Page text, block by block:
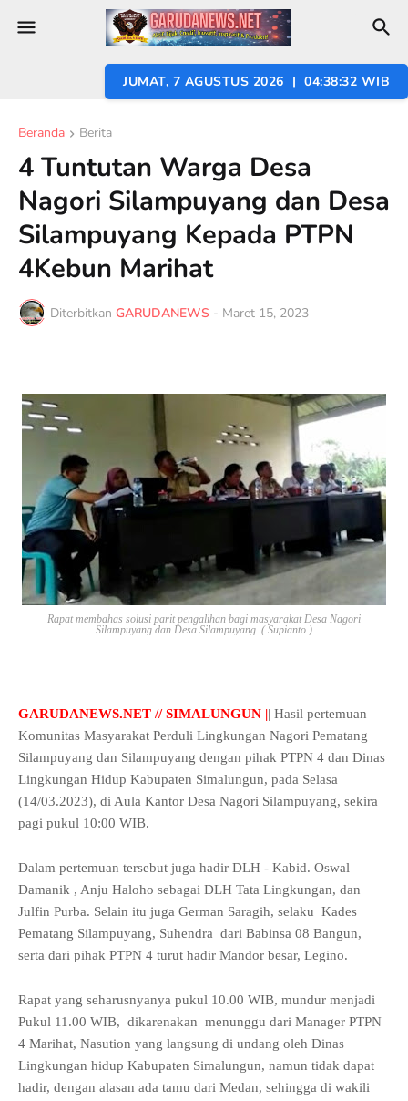
JUMAT, 7 AGUSTUS 2026 | 04:38:34 WIB
Beranda Berita
4 Tuntutan Warga Desa
Nagori Silampuyang dan Desa
Silampuyang Kepada PTPN
4Kebun Marihat
Diterbitkan GARUDANEWS - Maret 15, 2023
Rapat membahas solusi parit pengalihan bagi masyarakat Desa Nagori
Silampuyang dan Desa Silampuyang. ( Supianto )
GARUDANEWS.NET // SIMALUNGUN || Hasil pertemuan
Komunitas Masyarakat Perduli Lingkungan Nagori Pematang
Silampuyang dan Silampuyang dengan pihak PTPN 4 dan Dinas
Lingkungan Hidup Kabupaten Simalungun, pada Selasa
(14/03.2023), di Aula Kantor Desa Nagori Silampuyang, sekira
pagi pukul 10:00 WIB.
Dalam pertemuan tersebut juga hadir DLH - Kabid. Oswal
Damanik , Anju Haloho sebagai DLH Tata Lingkungan, dan
Julfin Purba. Selain itu juga German Saragih, selaku Kades
Pematang Silampuyang, Suhendra dari Babinsa 08 Bangun,
serta dari pihak PTPN 4 turut hadir Mandor besar, Legino.
Rapat yang seharusnyanya pukul 10.00 WIB, mundur menjadi
Pukul 11.00 WIB, dikarenakan menunggu dari Manager PTPN
4 Marihat, Nasution yang langsung di undang oleh Dinas
Lingkungan hidup Kabupaten Simalungun, namun tidak dapat
hadir, dengan alasan ada tamu dari Medan, sehingga di wakili